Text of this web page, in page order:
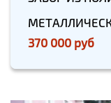
370 000 руб